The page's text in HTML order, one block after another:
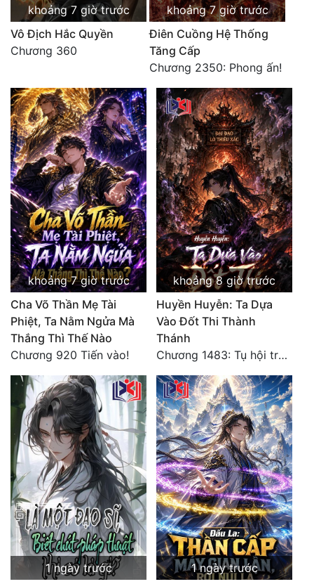
khoảng 7 giờ trước
Vô Địch Hắc Quyền
Chương 360
khoảng 7 giờ trước
Điên Cuồng Hệ Thống
Tăng Cấp
Chương 2350: Phong ấn!
khoảng 7 giờ trước
Cha Võ Thần Mẹ Tài
Phiệt, Ta Nằm Ngửa Mà
Thắng Thì Thế Nào
Chương 920 Tiến vào!
khoảng 8 giờ trước
Huyền Huyễn: Ta Dựa
Vào Đốt Thi Thành
Thánh
Chương 1483: Tụ hội trước đại chiến
1 ngày trước
1 ngày trước